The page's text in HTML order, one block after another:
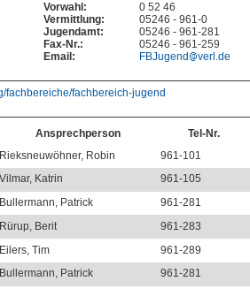
Vorwahl:
0 52 46
Vermittlung:
05246 - 961-0
Jugendamt:
05246 - 961-281
Fax-Nr.:
05246 - 961-259
Email:
FBJugend verl.de
fachbereiche/fachbereich-jugend
Ansprechperson Tel-Nr.
Rieksneuwöhner, Robin 961-101
Vilmar, Katrin 961-105
Bullermann, Patrick 961-281
Rürup, Berit 961-283
Eilers, Tim 961-289
Bullermann, Patrick 961-281